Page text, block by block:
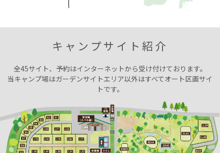
キャンプサイト紹介
全45サイト、予約はインターネットから受け付けております。
当キャンプ場はガーデンサイトエリア以外はすべてオート区画サイ
トです。